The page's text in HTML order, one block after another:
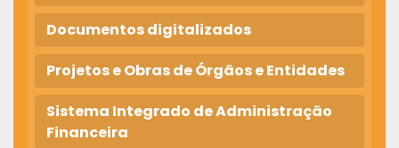
Documentos digitalizados
Projetos e Obras de Órgãos e Entidades
Sistema Integrado de Administração
Financeira